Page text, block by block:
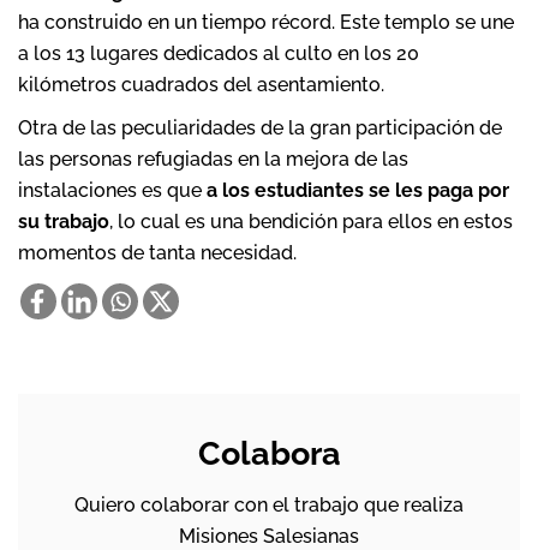
ha construido en un tiempo récord. Este templo se une
a los 13 lugares dedicados al culto en los 20
kilómetros cuadrados del asentamiento.
Otra de las peculiaridades de la gran participación de
las personas refugiadas en la mejora de las
instalaciones es que a los estudiantes se les paga por
su trabajo, lo cual es una bendición para ellos en estos
momentos de tanta necesidad.
Colabora
Quiero colaborar con el trabajo que realiza
Misiones Salesianas